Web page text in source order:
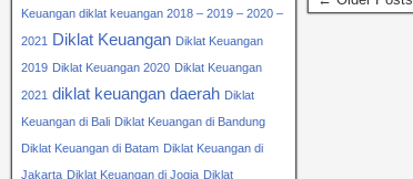
Keuangan diklat keuangan 2018 – 2019 – 2020 –
2021 Diklat Keuangan Diklat Keuangan
2019 Diklat Keuangan 2020 Diklat Keuangan
2021 diklat keuangan daerah Diklat
Keuangan di Bali Diklat Keuangan di Bandung
Diklat Keuangan di Batam Diklat Keuangan di
Jakarta Diklat Keuangan di Jogja Diklat